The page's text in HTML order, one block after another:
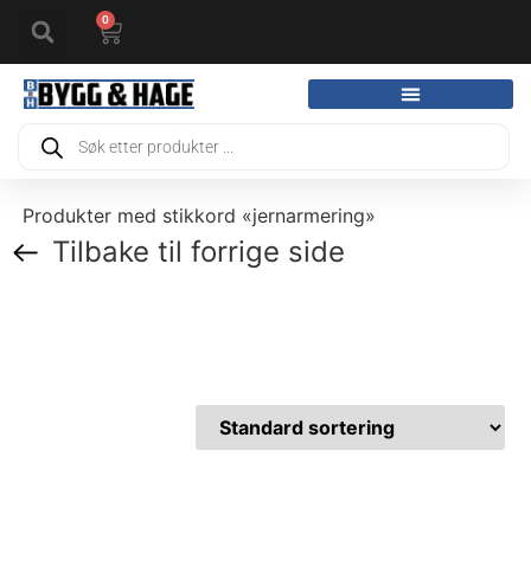
0
Produkter med stikkord «jernarmering»
Tilbake til forrige side